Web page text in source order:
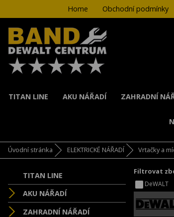
Home Obchodní podmínky
TITAN LINE AKU NÁŘADÍ ZAHRADNÍ
Úvodní stránka ELEKTRICKÉ NÁŘADÍ Vrtačky a
TITAN LINE
AKU NÁŘADÍ
ZAHRADNÍ NÁŘADÍ
Filtrovat
DeWALT